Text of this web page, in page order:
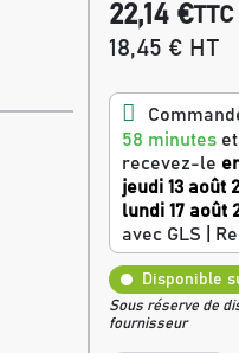
22,14 €TTC
18,45 € HT
58 minuteset
recevez-le
jeudi 13 août
lundi 17 août
avec GLS |
Disponible
Sous réserve de
fournisseur